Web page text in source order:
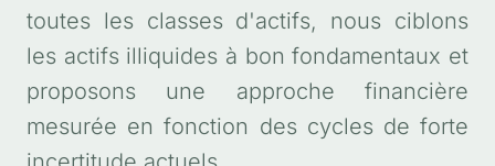
toutes les classes d'actifs, nous ciblons
les actifs illiquides à bon fondamentaux et
proposons une approche financière
mesurée en fonction des cycles de forte